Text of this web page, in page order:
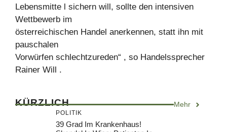
Lebensmitte l sichern will, sollte den intensiven
Wettbewerb im
österreichischen Handel anerkennen, statt ihn mit
pauschalen
Vorwürfen schlechtzureden“ , so Handelssprecher
Rainer Will .
KÜRZLICH Mehr
POLITIK
39 Grad Im Krankenhaus!